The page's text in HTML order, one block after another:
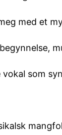
med et
som